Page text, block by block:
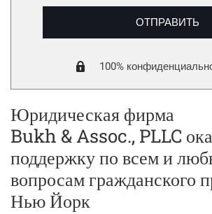
100%
Юридическая фирма
Bukh & Assoc., PLLC
поддержку по всем и
вопросам гражданского
Нью Йорк